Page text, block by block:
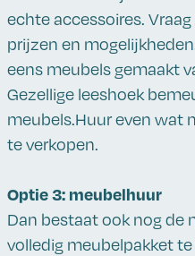
echte accessoires.
prijzen en
eens meubels gemaakt
Gezellige leeshoek
meubels.Huur even wat
te verkopen.
Optie 3: meubelhuur
Dan bestaat ook nog de
volledig meubelpakket